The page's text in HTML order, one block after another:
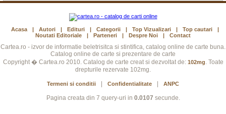
Acasa | Autori | Edituri | Categorii | Top Vizualizari | Top cautari
|
Noutati Editoriale
| Parteneri | Despre Noi | Contact
Cartea.ro - izvor de informatie beletrisitca si stintifica, catalog online de carte buna.
Catalog online de carte si prezentare de carte
Copyright � Cartea.ro 2010. Catalog de carte creat si dezvoltat de: 102mg. Toate
drepturile rezervate 102mg.
Termeni si conditii Confidentialitate ANPC
Pagina creata din 7 query-uri in 0.0107 secunde.